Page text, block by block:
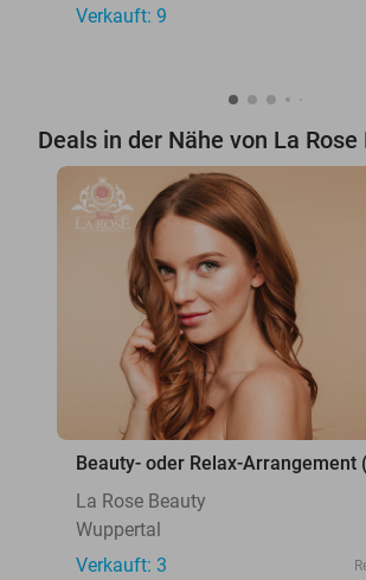
Verkauft: 9
Deals in der Nähe von La
Beauty- oder Relax-Arrangement
La Rose Beauty
Wuppertal
Verkauft: 3